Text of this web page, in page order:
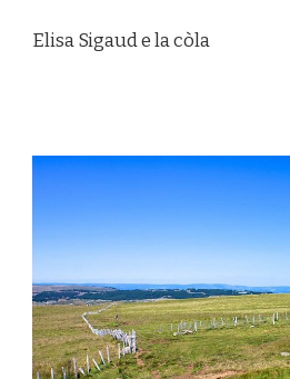
Elisa Sigaud e la còla